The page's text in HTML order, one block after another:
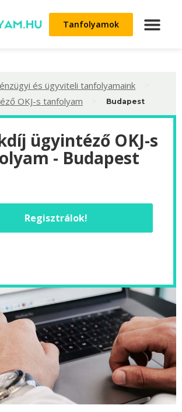
Tanfolyamok
és ügyviteli tanfolyamaink
OKJ-s tanfolyam Budapest
ügyintéző OKJ-s
- Budapest
Regisztrálok!